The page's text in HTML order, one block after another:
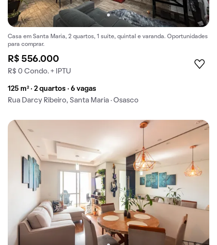
Casa em Santa Maria, 2 quartos, 1 suíte, quintal e varanda. Oportunidades
para comprar.
R$ 556.000
R$ 0 Condo. + IPTU
125 m² · 2 quartos · 6 vagas
Rua Darcy Ribeiro, Santa Maria · Osasco